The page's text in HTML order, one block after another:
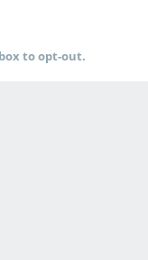
to opt-out.